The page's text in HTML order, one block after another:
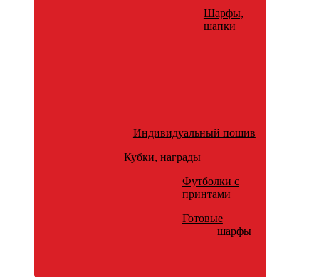
Шарфы,
шапки
Индивидуальный пошив
Кубки, награды
Футболки с
принтами
Готовые
шарфы